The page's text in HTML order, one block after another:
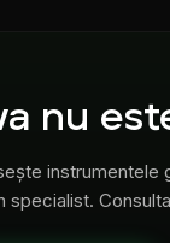
nu
instrumentele